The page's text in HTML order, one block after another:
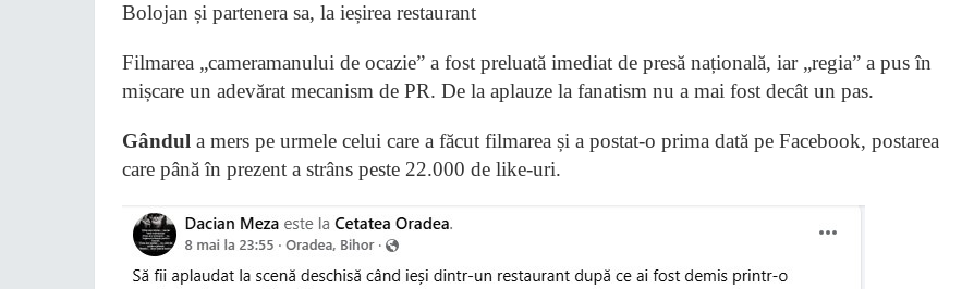
Bolojan și partenera sa, la ieșirea restaurant
Filmarea „cameramanului de ocazie” a fost preluată imediat de presă națională, iar „regia” a pus în
mișcare un adevărat mecanism de PR. De la aplauze la fanatism nu a mai fost decât un pas.
Gândul a mers pe urmele celui care a făcut filmarea și a postat-o prima dată pe Facebook, postarea
care până în prezent a strâns peste 22.000 de like-uri.